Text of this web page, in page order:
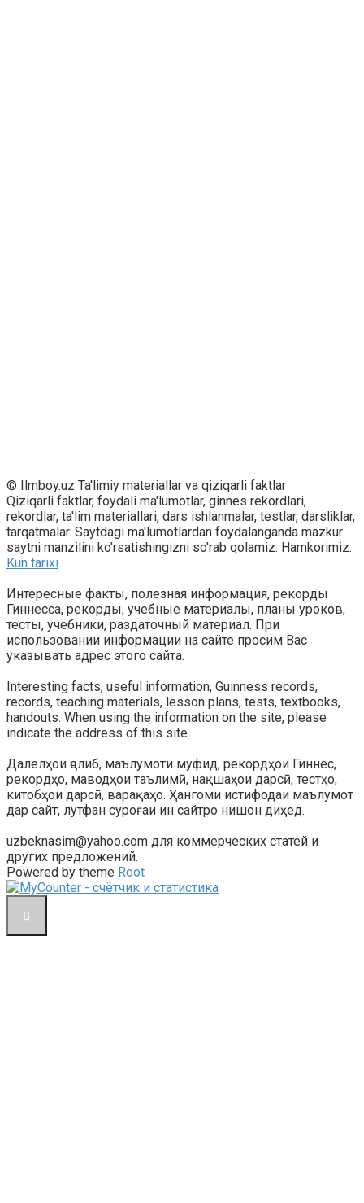
© Ilmboy.uz Ta'limiy materiallar va qiziqarli faktlar
Qiziqarli faktlar, foydali ma'lumotlar, ginnes rekordlari,
rekordlar, ta'lim materiallari, dars ishlanmalar, testlar, darsliklar,
tarqatmalar. Saytdagi ma'lumotlardan foydalanganda mazkur
saytni manzilini ko'rsatishingizni so'rab qolamiz. Hamkorimiz:
Kun tarixi
Интересные факты, полезная информация, рекорды
Гиннесса, рекорды, учебные материалы, планы уроков,
тесты, учебники, раздаточный материал. При
использовании информации на сайте просим Вас
указывать адрес этого сайта.
Interesting facts, useful information, Guinness records,
records, teaching materials, lesson plans, tests, textbooks,
handouts. When using the information on the site, please
indicate the address of this site.
Далелҳои ҷолиб, маълумоти муфид, рекордҳои Гиннес,
рекордҳо, маводҳои таълимӣ, нақшаҳои дарсӣ, тестҳо,
китобҳои дарсӣ, варақаҳо. Ҳангоми истифодаи маълумот
дар сайт, лутфан суроғаи ин сайтро нишон диҳед.
uzbeknasim@yahoo.com для коммерческих статей и
других предложений.
Powered by theme Root